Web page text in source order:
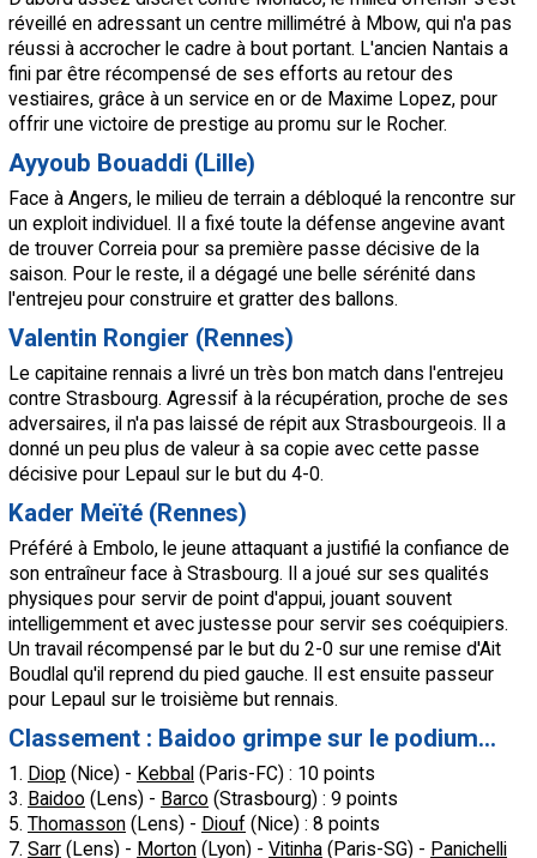
réveillé en adressant un centre millimétré à Mbow, qui n'a pas
réussi à accrocher le cadre à bout portant. L'ancien Nantais a
fini par être récompensé de ses efforts au retour des
vestiaires, grâce à un service en or de Maxime Lopez, pour
offrir une victoire de prestige au promu sur le Rocher.
Ayyoub Bouaddi (Lille)
Face à Angers, le milieu de terrain a débloqué la rencontre sur
un exploit individuel. Il a fixé toute la défense angevine avant
de trouver Correia pour sa première passe décisive de la
saison. Pour le reste, il a dégagé une belle sérénité dans
l'entrejeu pour construire et gratter des ballons.
Valentin Rongier (Rennes)
Le capitaine rennais a livré un très bon match dans l'entrejeu
contre Strasbourg. Agressif à la récupération, proche de ses
adversaires, il n'a pas laissé de répit aux Strasbourgeois. Il a
donné un peu plus de valeur à sa copie avec cette passe
décisive pour Lepaul sur le but du 4-0.
Kader Meïté (Rennes)
Préféré à Embolo, le jeune attaquant a justifié la confiance de
son entraîneur face à Strasbourg. Il a joué sur ses qualités
physiques pour servir de point d'appui, jouant souvent
intelligemment et avec justesse pour servir ses coéquipiers.
Un travail récompensé par le but du 2-0 sur une remise d'Ait
Boudlal qu'il reprend du pied gauche. Il est ensuite passeur
pour Lepaul sur le troisième but rennais.
Classement : Baidoo grimpe sur le podium...
1. Diop (Nice) - Kebbal (Paris-FC) : 10 points
3. Baidoo (Lens) - Barco (Strasbourg) : 9 points
5. Thomasson (Lens) - Diouf (Nice) : 8 points
7. Sarr (Lens) - Morton (Lyon) - Vitinha (Paris-SG) - Panichelli